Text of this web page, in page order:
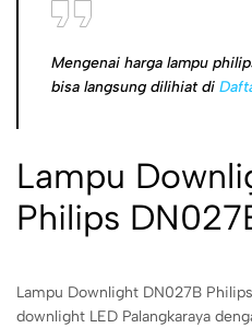
Mengenai harga lampu
bisa langsung dilihiat di
Lampu
Philips
Lampu Downlight DN027B
downlight LED Palangkaraya